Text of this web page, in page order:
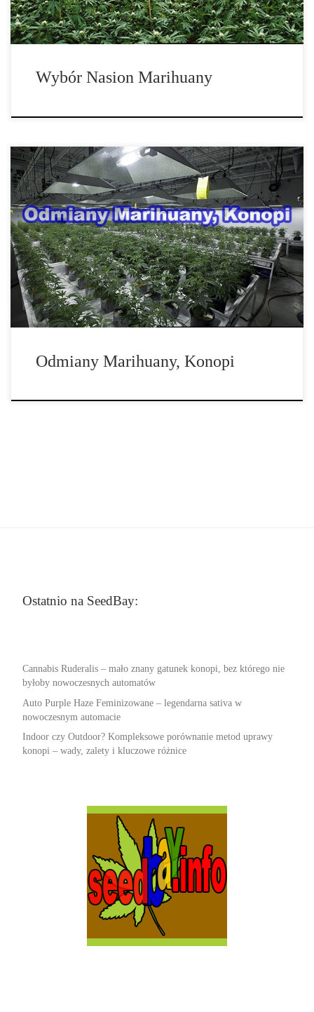
Wybór Nasion Marihuany
Istnieje zdumiewająca mnogość komercyjnych nasion marihuany
odmian konopi, które są oferowane przez różne seedbanki w
Europie oraz Ameryce Północnej. Niektóre […]
Odmiany Marihuany, Konopi
Ostatnio na SeedBay:
Cannabis Ruderalis – mało znany gatunek konopi, bez którego nie
byłoby nowoczesnych automatów
Auto Purple Haze Feminizowane – legendarna sativa w
nowoczesnym automacie
Indoor czy Outdoor? Kompleksowe porównanie metod uprawy
konopi – wady, zalety i kluczowe różnice